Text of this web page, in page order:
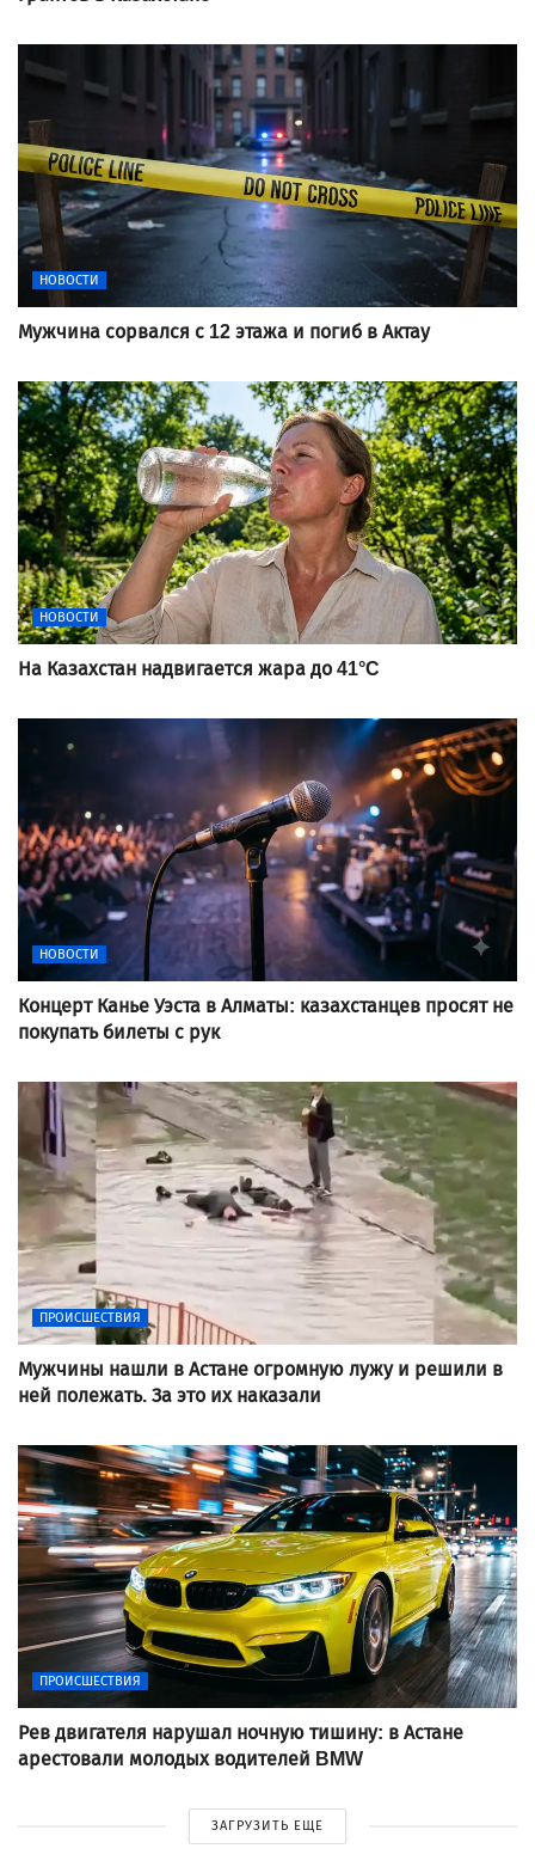
НОВОСТИ
Мужчина сорвался с 12 этажа и погиб в Актау
НОВОСТИ
На Казахстан надвигается жара до 41°C
НОВОСТИ
Концерт Канье Уэста в Алматы: казахстанцев просят не
покупать билеты с рук
ПРОИСШЕСТВИЯ
Мужчины нашли в Астане огромную лужу и решили в
ней полежать. За это их наказали
ПРОИСШЕСТВИЯ
Рев двигателя нарушал ночную тишину: в Астане
арестовали молодых водителей BMW
ЗАГРУЗИТЬ ЕЩЕ